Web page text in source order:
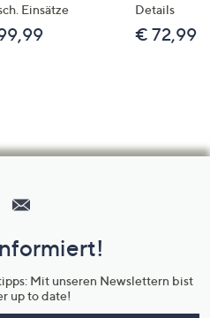
Einsätze
Details
€ 72,99
Mit unseren Newslettern bist
up to date!